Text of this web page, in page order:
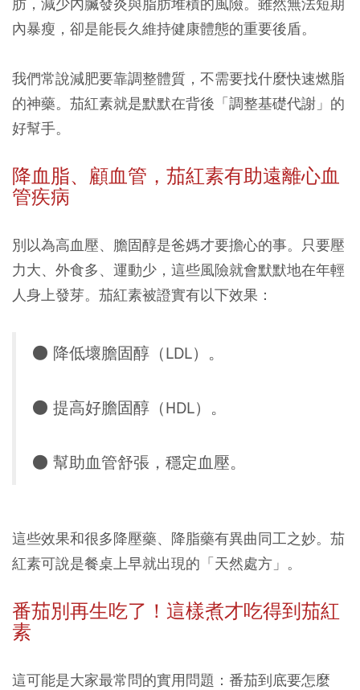
內暴瘦，卻是能長久維持健康體態的重要後盾。
我們常說減肥要靠調整體質，不需要找什麼快速燃脂
的神藥。茄紅素就是默默在背後「調整基礎代謝」的
好幫手。
降血脂、顧血管，茄紅素有助遠離心血
管疾病
別以為高血壓、膽固醇是爸媽才要擔心的事。只要壓
力大、外食多、運動少，這些風險就會默默地在年輕
人身上發芽。茄紅素被證實有以下效果：
● 降低壞膽固醇（LDL）。
● 提高好膽固醇（HDL）。
● 幫助血管舒張，穩定血壓。
這些效果和很多降壓藥、降脂藥有異曲同工之妙。茄
紅素可說是餐桌上早就出現的「天然處方」。
番茄別再生吃了！這樣煮才吃得到茄紅
素
這可能是大家最常問的實用問題：番茄到底要怎麼